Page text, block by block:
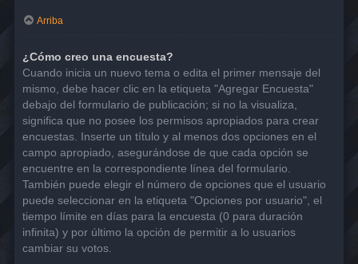
Arriba
¿Cómo creo una encuesta?
Cuando inicia un nuevo tema o edita el primer mensaje del
mismo, debe hacer clic en la etiqueta "Agregar Encuesta"
debajo del formulario de publicación; si no la visualiza,
significa que no posee los permisos apropiados para crear
encuestas. Inserte un título y al menos dos opciones en el
campo apropiado, asegurándose de que cada opción se
encuentre en la correspondiente línea del formulario.
También puede elegir el número de opciones que el usuario
puede seleccionar en la etiqueta "Opciones por usuario", el
tiempo límite en días para la encuesta (0 para duración
infinita) y por último la opción de permitir a lo usuarios
cambiar su votos.